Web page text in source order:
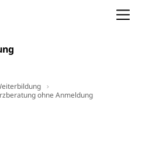
ohne Anmeldung
Kultur
Selektive
Kulturpreis,